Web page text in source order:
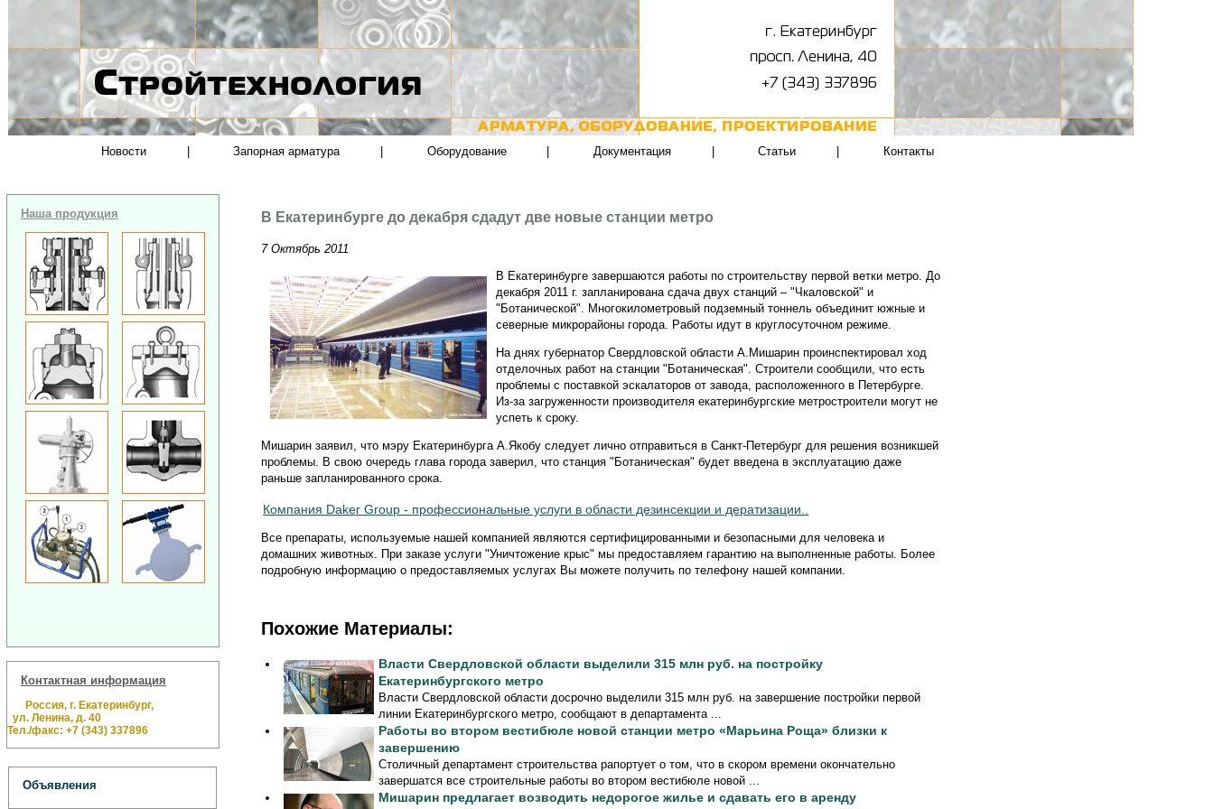
Новости Запорная арматура Оборудование Документация Статьи Контакты
Наша продукция
Контактная информация
Россия, г. Екатеринбург,
ул. Ленина, д. 40
Тел./факс: +7 (343) 337896
Объявления
В Екатеринбурге до декабря сдадут две новые станции метро
7 Октябрь 2011
В Екатеринбурге завершаются работы по строительству первой ветки метро. До
декабря 2011 г. запланирована сдача двух станций – "Чкаловской" и
"Ботанической". Многокилометровый подземный тоннель объединит южные и
северные микрорайоны города. Работы идут в круглосуточном режиме.
На днях губернатор Свердловской области А.Мишарин проинспектировал ход
отделочных работ на станции "Ботаническая". Строители сообщили, что есть
проблемы с поставкой эскалаторов от завода, расположенного в Петербурге.
Из-за загруженности производителя екатеринбургские метростроители могут не
успеть к сроку.
Мишарин заявил, что мэру Екатеринбурга А.Якобу следует лично отправиться в Санкт-Петербург для решения возникшей
проблемы. В свою очередь глава города заверил, что станция "Ботаническая" будет введена в эксплуатацию даже
раньше запланированного срока.
Компания Daker Group - профессиональные услуги в области дезинсекции и дератизации..
Все препараты, используемые нашей компанией являются сертифицированными и безопасными для человека и
домашних животных. При заказе услуги "Уничтожение крыс" мы предоставляем гарантию на выполненные работы. Более
подробную информацию о предоставляемых услугах Вы можете получить по телефону нашей компании.
Похожие Материалы:
Власти Свердловской области выделили 315 млн руб. на постройку
Екатеринбургского метро
Власти Свердловской области досрочно выделили 315 млн руб. на завершение постройки первой
линии Екатеринбургского метро, сообщают в департамента ...
Работы во втором вестибюле новой станции метро «Марьина Роща» близки к
завершению
Столичный департамент строительства рапортует о том, что в скором времени окончательно
завершатся все строительные работы во втором вестибюле новой ...
Мишарин предлагает возводить недорогое жилье и сдавать его в аренду